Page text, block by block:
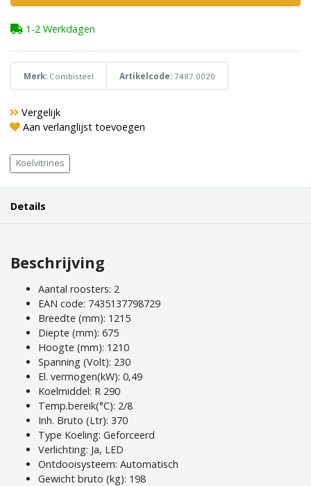
1-2 Werkdagen
Merk: Combisteel Artikelcode: 7487.0020
Vergelijk
Aan verlanglijst toevoegen
Koelvitrines
Details
Beschrijving
Aantal roosters: 2
EAN code: 7435137798729
Breedte (mm): 1215
Diepte (mm): 675
Hoogte (mm): 1210
Spanning (Volt): 230
El. vermogen(kW): 0,49
Koelmiddel: R 290
Temp.bereik(°C): 2/8
Inh. Bruto (Ltr): 370
Type Koeling: Geforceerd
Verlichting: Ja, LED
Ontdooisysteem: Automatisch
Gewicht bruto (kg): 198